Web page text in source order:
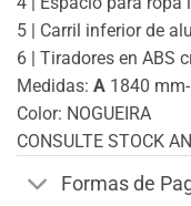
5 | Carril inferior de
6 | Tiradores en ABS
Medidas: A 1840 mm-
Color: NOGUEIRA
CONSULTE STOCK
Formas de